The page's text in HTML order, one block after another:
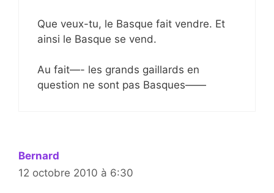
Que veux-tu, le Basque fait vendre. Et
ainsi le Basque se vend.
Au fait—- les grands gaillards en
question ne sont pas Basques——
Bernard
12 octobre 2010 à 6:30